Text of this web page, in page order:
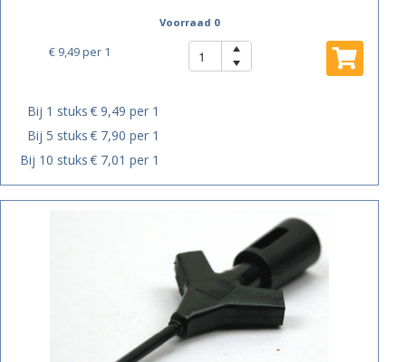
Voorraad 0
€ 9,49per 1
Bij 1 stuks€ 9,49 per 1
Bij 5 stuks€ 7,90 per 1
Bij 10 stuks€ 7,01 per 1